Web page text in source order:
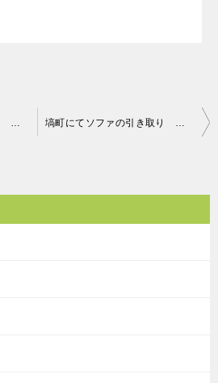
いわき市にて冷蔵庫の処分 お客様の声 塙町にてソファの引き取り お客様の声